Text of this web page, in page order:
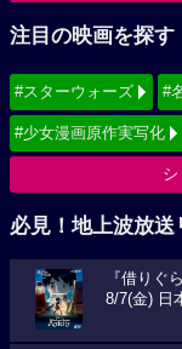
注目の映画を探す
#スターウォーズ #
#少女漫画原作実写化
必見！地上波放送
『借りぐ
8/7(金) 日